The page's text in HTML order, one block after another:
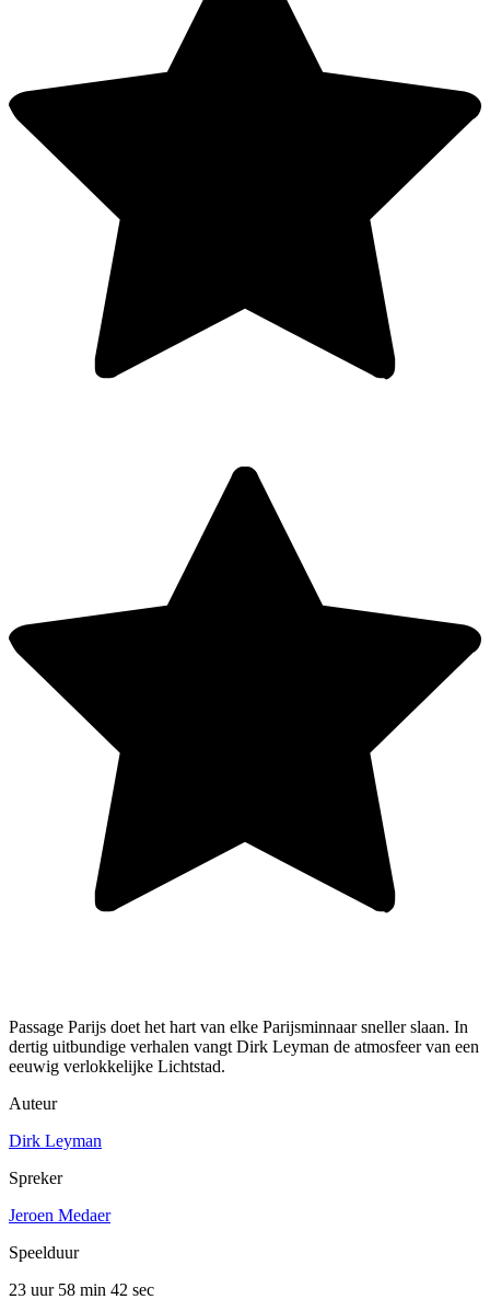
Passage Parijs doet het hart van elke Parijsminnaar sneller slaan. In
dertig uitbundige verhalen vangt Dirk Leyman de atmosfeer van een
eeuwig verlokkelijke Lichtstad.
Auteur
Dirk Leyman
Spreker
Jeroen Medaer
Speelduur
23 uur 58 min 42 sec